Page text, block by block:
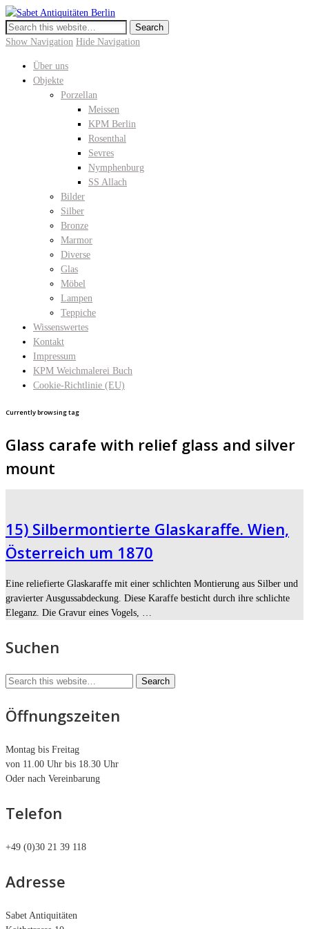
Meissen, KPM Porzellan, Perser- und Chinateppiche I Hochwertige
Antiquitäten in der Keitstrasse 10
Show Navigation Hide Navigation
Über uns
Objekte
Porzellan
Meissen
KPM Berlin
Rosenthal
Sevres
Nymphenburg
SS Allach
Bilder
Silber
Bronze
Marmor
Diverse
Glas
Möbel
Lampen
Teppiche
Wissenswertes
Kontakt
Impressum
KPM Weichmalerei Buch
Cookie-Richtlinie (EU)
Currently browsing tag
Glass carafe with relief glass and silver
mount
15) Silbermontierte Glaskaraffe. Wien,
Österreich um 1870
Eine reliefierte Glaskaraffe mit einer schlichten Montierung aus Silber und
gravierter Ausgussabdeckung. Diese Karaffe besticht durch ihre schlichte
Eleganz. Die Gravur eines Vogels, …
Suchen
Öffnungszeiten
Montag bis Freitag
von 11.00 Uhr bis 18.30 Uhr
Oder nach Vereinbarung
Telefon
+49 (0)30 21 39 118
Adresse
Sabet Antiquitäten